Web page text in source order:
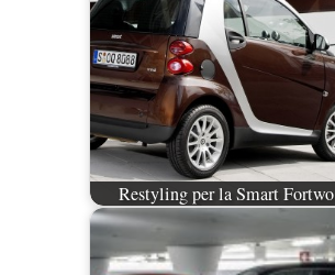
Restyling per la Smart Fortwo